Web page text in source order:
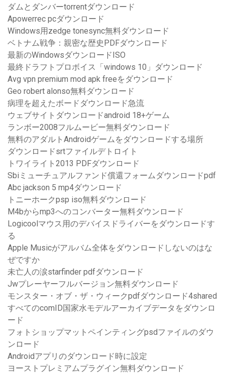
ダムとダンバーtorrentダウンロード
Apowerrec pcダウンロード
Windows用zedge tonesync無料ダウンロード
ベトナム戦争：親密な歴史PDFダウンロード
最新のWindowsダウンロードISO
最終ドラフトプロボイス「windows 10」ダウンロード
Avg vpn premium mod apk freeをダウンロード
Geo robert alonso無料ダウンロード
病理を超えたボードダウンロード急流
ウェブサイトダウンロードandroid 18+ゲーム
ランボー2008フルムービー無料ダウンロード
無料のアダルトAndroidゲームをダウンロードする場所
ダウンロードsrtファイルデトロイト
トワイライト2013 PDFダウンロード
Sbiミューチュアルファンド償還フォームダウンロードpdf
Abc jackson 5 mp4ダウンロード
トニーホークpsp iso無料ダウンロード
M4bからmp3へのコンバーター無料ダウンロード
Logicoolマウス用のデバイスドライバーをダウンロードす
る
Apple Musicがアルバム全体をダウンロードしないのはな
ぜですか
未亡人の涙starfinder pdfダウンロード
Jwプレーヤーフルバージョン無料ダウンロード
モンスター・オブ・ザ・ウィークpdfダウンロード4shared
すべてのcomID国家水モデルアーカイブデータをダウンロ
ード
フォトショップマットペインティングpsdファイルのダウ
ンロード
Androidアプリのダウンロード時に設定
ヨーストプレミアムプラグイン無料ダウンロード